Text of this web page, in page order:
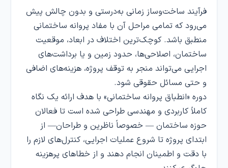
فرآیند ساخت‌وساز زمانی به‌درستی و بدون چالش پیش
می‌رود که تمامی مراحل آن با مفاد پروانه ساختمانی
منطبق باشد. کوچک‌ترین اختلاف در ابعاد، موقعیت
ساختمان، اصلاحی‌ها، حدود زمین و یا برداشت‌های
اجرایی می‌تواند منجر به توقف پروژه، هزینه‌های اضافی
و حتی مسائل حقوقی شود.
دوره «انطباق پروانه ساختمانی» با هدف ارائه یک نگاه
کاملاً کاربردی و مهندسی طراحی شده است تا فعالان
حوزه ساختمان — خصوصاً ناظرین و طراحان— از
ابتدای پروژه تا شروع عملیات اجرایی، کنترل‌های لازم را
با دقت و اطمینان انجام دهند و از خطاهای پرهزینه